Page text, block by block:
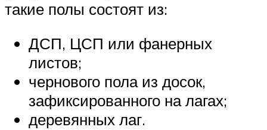
такие полы состоят из:
ДСП, ЦСП или фанерных
листов;
чернового пола из досок,
зафиксированного на лагах;
деревянных лаг.